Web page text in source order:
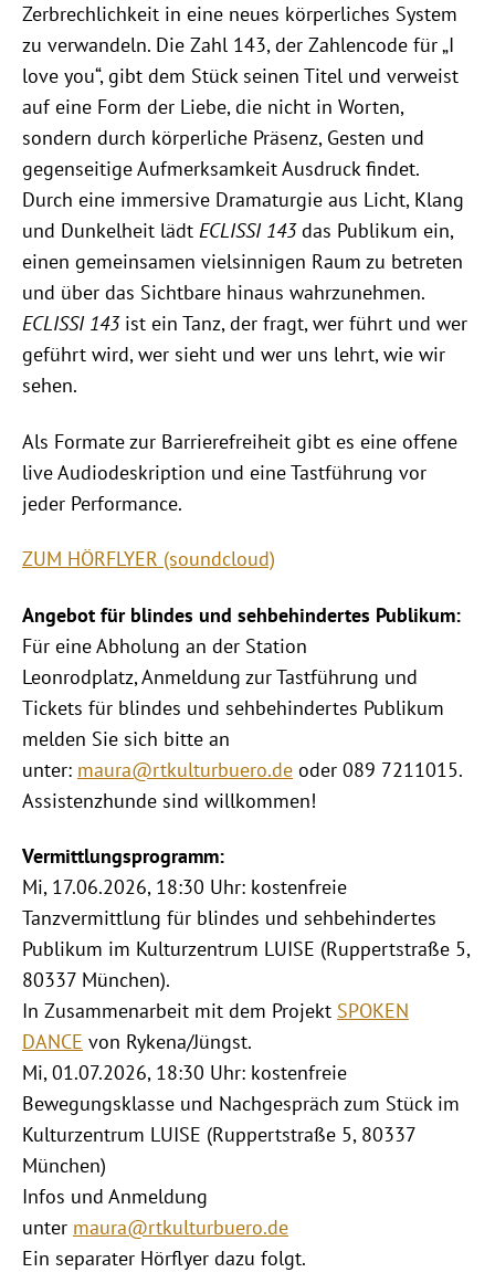
Zerbrechlichkeit in eine neues körperliches System
zu verwandeln. Die Zahl 143, der Zahlencode für „I
love you“, gibt dem Stück seinen Titel und verweist
auf eine Form der Liebe, die nicht in Worten,
sondern durch körperliche Präsenz, Gesten und
gegenseitige Aufmerksamkeit Ausdruck findet.
Durch eine immersive Dramaturgie aus Licht, Klang
und Dunkelheit lädt ECLISSI 143das Publikum ein,
einen gemeinsamen vielsinnigen Raum zu betreten
und über das Sichtbare hinaus wahrzunehmen.
ECLISSI 143ist ein Tanz, der fragt, wer führt und wer
geführt wird, wer sieht und wer uns lehrt, wie wir
sehen.
Als Formate zur Barrierefreiheit gibt es eine offene
live Audiodeskription und eine Tastführung vor
jeder Performance.
ZUM HÖRFLYER (soundcloud)
Angebot für blindes und sehbehindertes Publikum:
Für eine Abholung an der Station
Leonrodplatz, Anmeldung zur Tastführung und
Tickets für blindes und sehbehindertes Publikum
melden Sie sich bitte an
unter: maura@rtkulturbuero.de oder 089 7211015.
Assistenzhunde sind willkommen!
Vermittlungsprogramm:
Mi, 17.06.2026, 18:30 Uhr: kostenfreie
Tanzvermittlung für blindes und sehbehindertes
Publikum im Kulturzentrum LUISE (Ruppertstraße 5,
80337 München).
In Zusammenarbeit mit dem Projekt SPOKEN
DANCE von Rykena/Jüngst.
Mi, 01.07.2026, 18:30 Uhr: kostenfreie
Bewegungsklasse und Nachgespräch zum Stück im
Kulturzentrum LUISE (Ruppertstraße 5, 80337
München)
Infos und Anmeldung
unter maura@rtkulturbuero.de
Ein separater Hörflyer dazu folgt.